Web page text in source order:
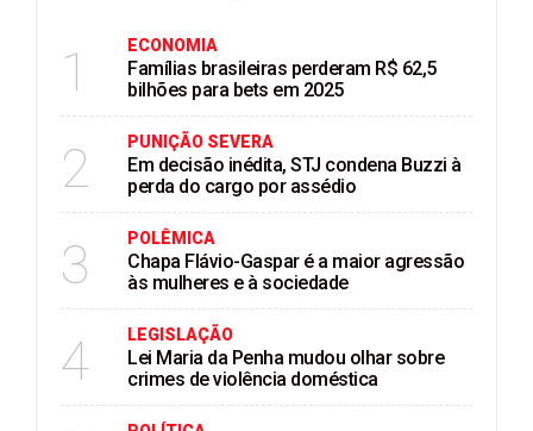
1 ECONOMIA
Famílias brasileiras perderam R$ 62,5
bilhões para bets em 2025
2 PUNIÇÃO SEVERA
Em decisão inédita, STJ condena Buzzi à
perda do cargo por assédio
3 POLÊMICA
Chapa Flávio-Gaspar é a maior agressão
às mulheres e à sociedade
4 LEGISLAÇÃO
Lei Maria da Penha mudou olhar sobre
crimes de violência doméstica